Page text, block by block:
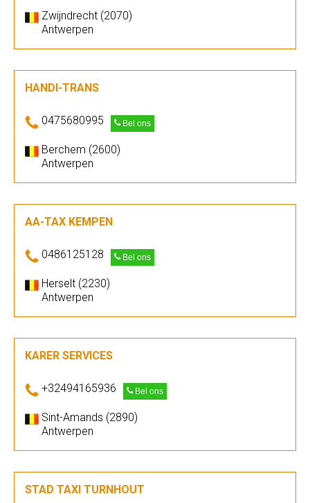
Zwijndrecht (2070)
Antwerpen
HANDI-TRANS
0475680995 Bel ons
Berchem (2600)
Antwerpen
AA-TAX KEMPEN
0486125128 Bel ons
Herselt (2230)
Antwerpen
KARER SERVICES
+32494165936 Bel ons
Sint-Amands (2890)
Antwerpen
STAD TAXI TURNHOUT